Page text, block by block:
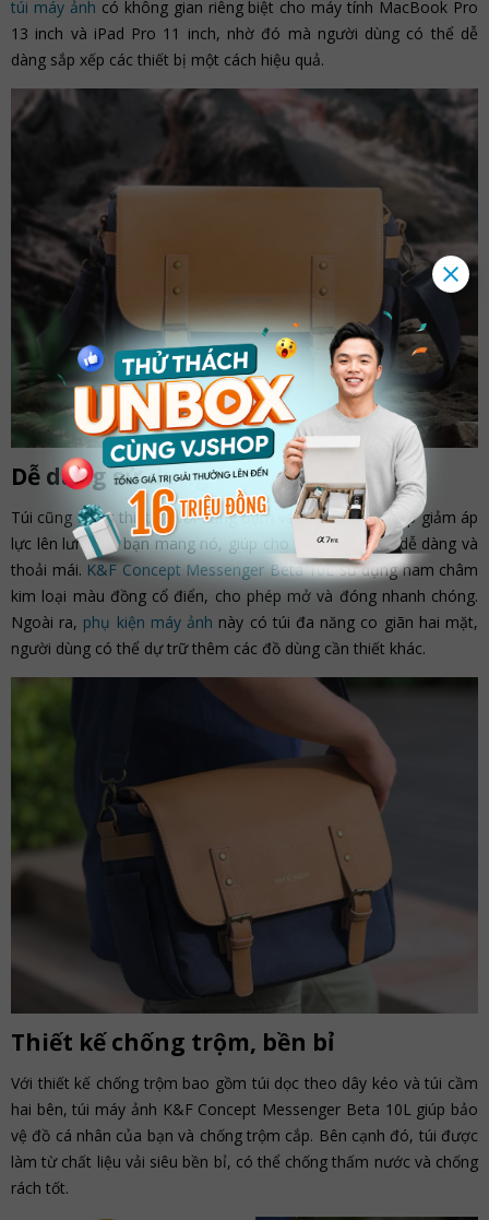
túi máy ảnh có không gian riêng biệt cho máy tính MacBook Pro
13 inch và iPad Pro 11 inch, nhờ đó mà người dùng có thể dễ
dàng sắp xếp các thiết bị một cách hiệu quả.
Dễ dàng sử dụng và di chuyển
Túi cũng được thiết kế với bảng đệm vai kiểu túi khí, giúp giảm áp
lực lên lưng khi bạn mang nó, giúp cho việc di chuyển dễ dàng và
thoải mái. K&F Concept Messenger Beta 10Lsử dụng nam châm
kim loại màu đồng cổ điển, cho phép mở và đóng nhanh chóng.
Ngoài ra, phụ kiện máy ảnh này có túi đa năng co giãn hai mặt,
người dùng có thể dự trữ thêm các đồ dùng cần thiết khác.
Thiết kế chống trộm, bền bỉ
Với thiết kế chống trộm bao gồm túi dọc theo dây kéo và túi cầm
hai bên, túi máy ảnh K&F Concept Messenger Beta 10L giúp bảo
vệ đồ cá nhân của bạn và chống trộm cắp. Bên cạnh đó, túi được
làm từ chất liệu vải siêu bền bỉ, có thể chống thấm nước và chống
rách tốt.